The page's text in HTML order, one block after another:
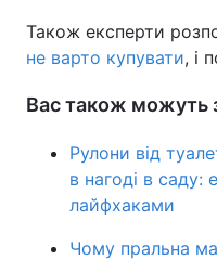
Також експерти
не варто купувати, і
Вас також можуть
Рулони від
в нагоді в саду:
лайфхаками
Чому пральна